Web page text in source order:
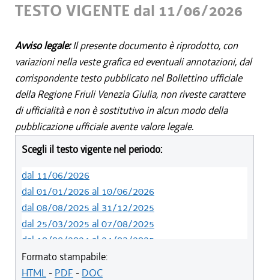
TESTO VIGENTE dal 11/06/2026
Avviso legale:Il presente documento è riprodotto, con
variazioni nella veste grafica ed eventuali annotazioni, dal
corrispondente testo pubblicato nel Bollettino ufficiale
della Regione Friuli Venezia Giulia, non riveste carattere
di ufficialità e non è sostitutivo in alcun modo della
pubblicazione ufficiale avente valore legale.
Scegli il testo vigente nel periodo:
dal 11/06/2026
dal 01/01/2026 al 10/06/2026
dal 08/08/2025 al 31/12/2025
dal 25/03/2025 al 07/08/2025
dal 10/08/2024 al 24/03/2025
dal 12/05/2022 al 09/08/2024
Formato stampabile:
HTML- PDF - DOC